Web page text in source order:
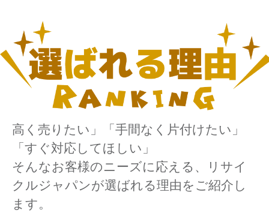
高く売りたい」「手間なく片付けたい」
「すぐ対応してほしい」
そんなお客様のニーズに応える、リサイ
クルジャパンが選ばれる理由をご紹介し
ます。